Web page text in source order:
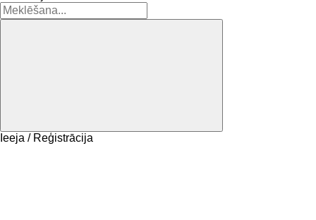
Ieeja / Reģistrācija